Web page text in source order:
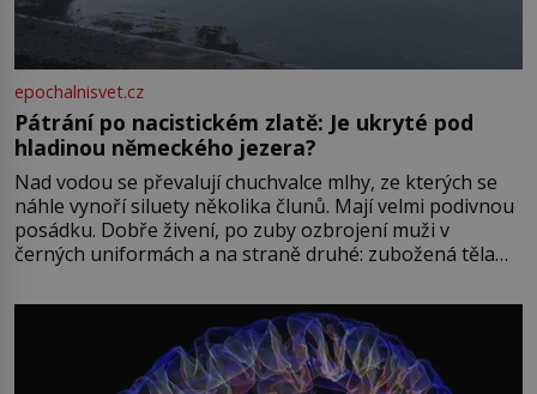
epochalnisvet.cz
Pátrání po nacistickém zlatě: Je ukryté pod
hladinou německého jezera?
Nad vodou se převalují chuchvalce mlhy, ze kterých se
náhle vynoří siluety několika člunů. Mají velmi podivnou
posádku. Dobře živení, po zuby ozbrojení muži v
černých uniformách a na straně druhé: zubožená těla
přízračná scéna znamená? Je jaro roku 1945, druhá
světová válka se chýlí ke konci. Jezero Stolpsee